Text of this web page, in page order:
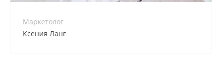
Маркетолог
Ксения Ланг